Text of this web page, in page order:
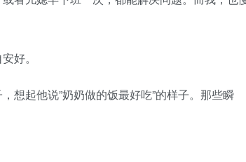
好。
起他说”奶奶做的饭最好吃”的样子。那些瞬